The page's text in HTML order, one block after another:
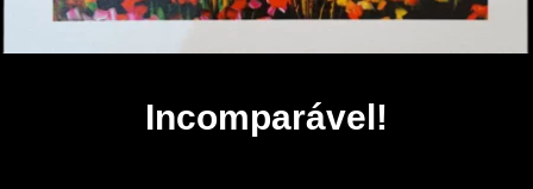
Incomparável!